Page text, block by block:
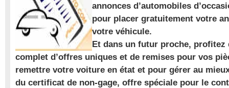
annonces d’automobiles
pour placer gratuitement votre
votre véhicule.
Et dans un futur proche, profitez
complet d’offres uniques et de remises pour vos
remettre votre voiture en état et pour gérer au
du certificat de non-gage, offre spéciale pour le